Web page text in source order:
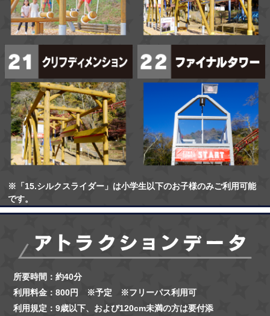
※「15.シルクスライダー」は小学生以下のお子様のみご利用可能
です。
所要時間：約40分
利用料金：800円 ※予定 ※フリーパス利用可
利用規定：9歳以下、および120cm未満の方は要付添